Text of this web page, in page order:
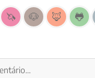
🦄 🐶 🦊 🐸